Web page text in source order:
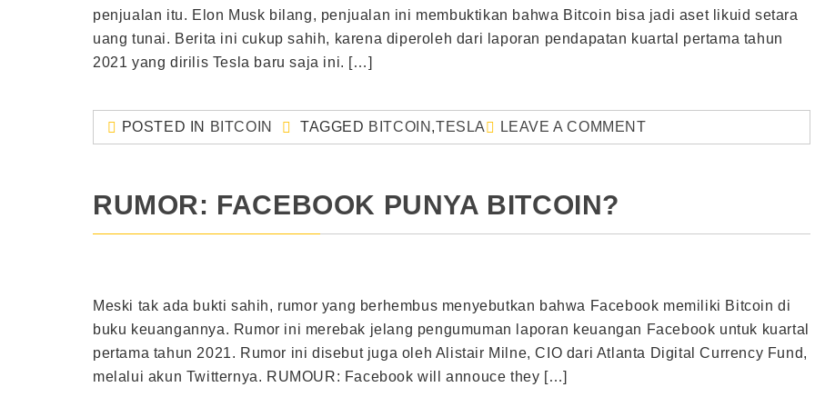
penjualan itu. Elon Musk bilang, penjualan ini membuktikan bahwa Bitcoin bisa jadi aset likuid setara
uang tunai. Berita ini cukup sahih, karena diperoleh dari laporan pendapatan kuartal pertama tahun
2021 yang dirilis Tesla baru saja ini. […]
POSTED IN BITCOIN TAGGED BITCOIN ,TESLA LEAVE A COMMENT
RUMOR: FACEBOOK PUNYA BITCOIN?
Meski tak ada bukti sahih, rumor yang berhembus menyebutkan bahwa Facebook memiliki Bitcoin di
buku keuangannya. Rumor ini merebak jelang pengumuman laporan keuangan Facebook untuk kuartal
pertama tahun 2021. Rumor ini disebut juga oleh Alistair Milne, CIO dari Atlanta Digital Currency Fund,
melalui akun Twitternya. RUMOUR: Facebook will annouce they […]